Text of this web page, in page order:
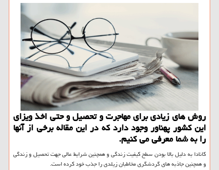
روش های زیادی برای مهاجرت و تحصیل و حتی اخذ ویزای
این كشور پهناور وجود دارد كه در این مقاله برخی از آنها
را به شما معرفی می كنیم.
کانادا به دلیل بالا بودن سطح کیفیت زندگی و همچنین شرایط عالی جهت تحصیل و زندگی
و همچنین جاذبه های گردشگری مخاطبان زیلدی را جذب خود کرده است.